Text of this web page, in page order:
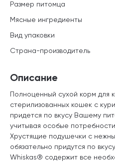
Описание
Полноценный сухой корм для
стерилизованных кошек с
придется по вкусу Вашему
учитывая особые
Хрустящие подушечки с
обязательно придутся по
Whiskas® содержит все
Размер питомца
Мясные ингредиенты
Вид упаковки
Страна-производитель